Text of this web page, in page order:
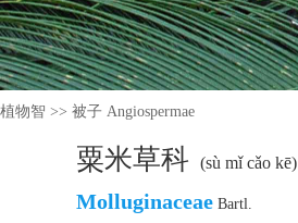
植物智 >> 被子 Angiospermae
粟米草科 (sù mǐ cǎo kē)
Molluginaceae Bartl.